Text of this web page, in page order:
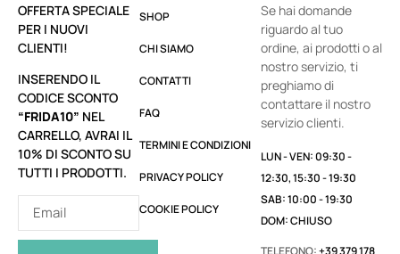
OFFERTA SPECIALE
PER I NUOVI
CLIENTI!
INSERENDO IL
CODICE SCONTO
“FRIDA10” NEL
CARRELLO, AVRAI IL
10% DI SCONTO SU
TUTTI I PRODOTTI.
SHOP
CHI SIAMO
CONTATTI
FAQ
TERMINI E CONDIZIONI
PRIVACY POLICY
COOKIE POLICY
Se hai domande
riguardo al tuo
ordine, ai prodotti o al
nostro servizio, ti
preghiamo di
contattare il nostro
servizio clienti.
LUN - VEN: 09:30 -
12:30, 15:30 - 19:30
SAB: 10:00 - 19:30
DOM: CHIUSO